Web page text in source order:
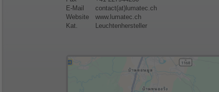
E-Mail
contact(at)lumatec.ch
Website
www.lumatec.ch
Kat.
Leuchtenhersteller